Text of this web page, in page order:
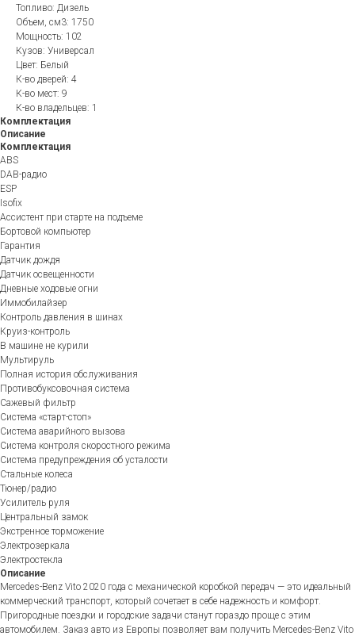
Топливо: Дизель
Объем, см3: 1750
Мощность: 102
Кузов: Универсал
Цвет: Белый
К-во дверей: 4
К-во мест: 9
К-во владельцев: 1
Комплектация
Описание
Комплектация
ABS
DAB-радио
ESP
Isofix
Ассистент при старте на подъеме
Бортовой компьютер
Гарантия
Датчик дождя
Датчик освещенности
Дневные ходовые огни
Иммобилайзер
Контроль давления в шинах
Круиз-контроль
В машине не курили
Мультируль
Полная история обслуживания
Противобуксовочная система
Сажевый фильтр
Система «старт-стоп»
Система аварийного вызова
Система контроля скоростного режима
Система предупреждения об усталости
Стальные колеса
Тюнер/радио
Усилитель руля
Центральный замок
Экстренное торможение
Электрозеркала
Электростекла
Описание
Mercedes-Benz Vito 2020 года с механической коробкой передач — это идеальный
коммерческий транспорт, который сочетает в себе надежность и комфорт.
Пригородные поездки и городские задачи станут гораздо проще с этим
автомобилем. Заказ авто из Европы позволяет вам получить Mercedes-Benz Vito